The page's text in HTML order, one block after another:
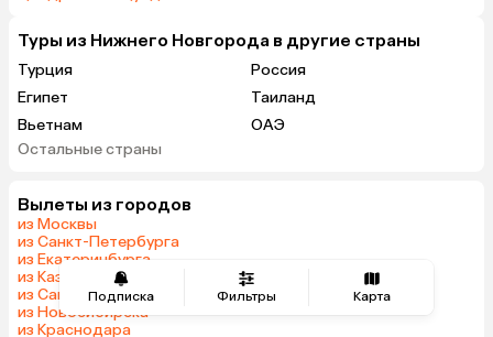
Подписка Фильтры Карта
Туры из Нижнего Новгорода в другие страны
Турция
Россия
Египет
Таиланд
Вьетнам
ОАЭ
Мальдивы
Казахстан
Узбекистан
Сербия
Киргизия
Гонконг
Саудовская Аравия
Остальные страны
Вылеты из городов
из Москвы
из Санкт-Петербурга
из Екатеринбурга
из Казани
из Самары
из Новосибирска
из Краснодара